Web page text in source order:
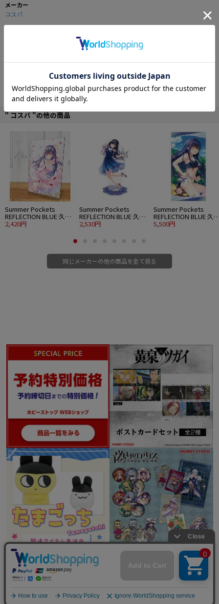
メーカー
コスパ
『我那覇響』を両面にフルカラープリントしたストラップ。
に付けるのもGOOD！
取り外し可能なイヤホンジャックパーツが付いているので、iPhone等のストラ
ップホールのないスマートフォンでもOK！
※イヤホンジャックパーツはアクセサリーとしてお楽み下さい。携帯電話など
をぶら下げると落下する可能性がございます。
■ベルト部分：約14×ベルト幅2cm
■ポリエステル
" コスパ "の他の商品
Summer Pockets
REFLECTION BLUE 久島
鴎 アクリルアートスタ
2,420円
Summer Pockets
REFLECTION BLUE 久島
鴎 アクリルスタンド 大
2,530円
Summer Pockets
REFLECTION BLUE 久
鴎 120cmビッグタオル
5,500円
同じメーカーの他の商品を全て見る